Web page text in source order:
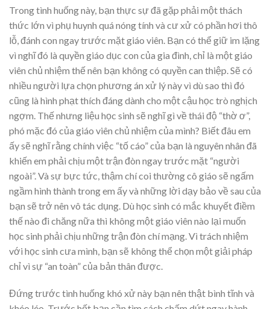
Trong tình huống này, bạn thực sự đã gặp phải một thách
thức lớn vì phụ huynh quá nóng tính và cư xử có phần hơi thô
lỗ, đánh con ngay trước mặt giáo viên. Bạn có thể giữ im lặng
vì nghĩ đó là quyền giáo dục con của gia đình, chỉ là một giáo
viên chủ nhiệm thế nên bạn không có quyền can thiệp. Sẽ có
nhiều người lựa chọn phương án xử lý này vì dù sao thì đó
cũng là hình phạt thích đáng dành cho một cậu học trò nghịch
ngợm. Thế nhưng liệu học sinh sẽ nghĩ gì về thái độ “thờ ơ”,
phó mặc đó của giáo viên chủ nhiệm của mình? Biết đâu em
ấy sẽ nghĩ rằng chính việc “tố cáo” của bạn là nguyên nhân đã
khiến em phải chịu một trận đòn ngay trước mặt “người
ngoài”. Và sự bực tức, thậm chí coi thường cô giáo sẽ ngấm
ngầm hình thành trong em ấy và những lời dạy bảo về sau của
bạn sẽ trở nên vô tác dụng. Dù học sinh có mắc khuyết điềm
thế nào đi chăng nữa thì không một giáo viên nào lại muốn
học sinh phải chịu những trận đòn chí mạng. Vì trách nhiệm
với học sinh cưa mình, bạn sẽ không thể chọn một giải pháp
chỉ vì sự “an toàn” của bản thân được.
Đứng trước tình huống khó xử này bạn nên thật bình tĩnh và